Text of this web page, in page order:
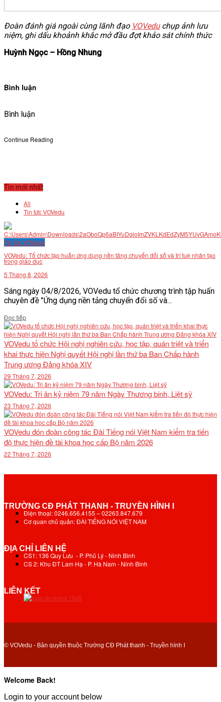
Đoàn đánh giá ngoài cùng lãnh đạo VOVeduchụp ảnh lưu
niệm, ghi dấu khoảnh khắc mở đầu đợt khảo sát chính thức
Huỳnh Ngọc – Hồng Nhung
Bình luận
Bình luận
Continue Reading
Tin mới nhất
All
Tin tức VOVedu
Tin tức VOVedu
VOVedu: Tổ chức tập huấn ứng dụng nền tảng chuyển đổi số và trí tuệ nhân tạo
trong giáo dục
5 Tháng 8, 2026
Sáng ngày 04/8/2026, VOVedu tổ chức chương trình tập huấn
chuyên đề "Ứng dụng nền tảng chuyển đổi số và...
Đọc tiếpDetails
VOVedu tổ chức Hội nghị nghiên cứu, học tập, quán triệt và triển
khai thực hiện Nghị quyết Hội nghị lần thứ ba Ban Chấp hành
Trung ương Đảng khóa XIV
29 Tháng 7, 2026
VOVedu: Tri ân kỷ niệm 79 năm Ngày Thương binh, Liệt sỹ
23 Tháng 7, 2026
VOVedu đón đoàn công tác Đài Tiếng nói Việt Nam kiểm tra tiến
độ thực hiện đề tài khoa học cấp Bộ năm 2026
22 Tháng 7, 2026
TRƯỜNG CĐ PHÁT THANH - TRUYỀN HÌNH I
Điện thoại: 0246.656.4155 – 02263.847.679
Cơ quan chủ quản: ĐÀI TIẾNG NÓI VIỆT NAM
ĐỊA CHỈ LIÊN HỆ
CS1: 136 Quy Lưu - P. Phủ Lý - Ninh Bình
CS 2: Khu ĐT Lam Hạ - P. Hà Nam - Ninh Bình
LIÊN KẾT
© VOVedu - Bản quyền thuộc Trường CĐ Phát thanh - Truyền hình I
Welcome Back!
Login to your account below